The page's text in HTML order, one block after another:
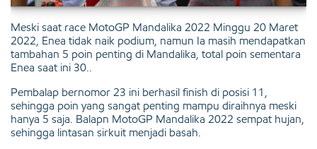
Meski saat race MotoGP Mandalika 2022 Minggu 20 Maret
2022, Enea tidak naik podium, namun Ia masih mendapatkan
tambahan 5 poin penting di Mandalika, total poin sementara
Enea saat ini 30..
Pembalap bernomor 23 ini berhasil finish di posisi 11,
sehingga poin yang sangat penting mampu diraihnya meski
hanya 5 saja. Balapn MotoGP Mandalika 2022 sempat hujan,
sehingga lintasan sirkuit menjadi basah.